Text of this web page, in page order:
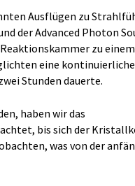
Ausflügen zu
der Advanced Photon
zu einem
eine kontinuierliche
Stunden dauerte.
haben wir das
bis sich der
was von der